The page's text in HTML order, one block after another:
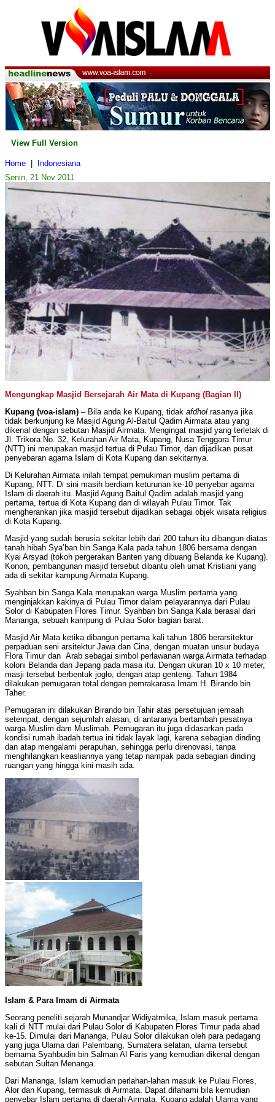
View Full Version
Home
Indonesiana
Senin, 21 Nov 2011
Mengungkap Masjid Bersejarah Air Mata di Kupang (Bagian II)
Kupang (voa-islam) – Bila anda ke Kupang, tidak afdhol rasanya jika
tidak berkunjung ke Masjid Agung Al-Baitul Qadim Airmata atau yang
dikenal dengan sebutan Masjid Airmata. Mengingat masjid yang terletak di
Jl. Trikora No. 32, Kelurahan Air Mata, Kupang, Nusa Tenggara Timur
(NTT) ini merupakan masjid tertua di Pulau Timor, dan dijadikan pusat
penyebaran agama Islam di Kota Kupang dan sekitarnya.
Di Kelurahan Airmata inilah tempat pemukiman muslim pertama di
Kupang, NTT. Di sini masih berdiam keturunan ke-10 penyebar agama
Islam di daerah itu. Masjid Agung Baitul Qadim adalah masjid yang
pertama, tertua di Kota Kupang dan di wilayah Pulau Timor. Tak
mengherankan jika masjid tersebut dijadikan sebagai objek wisata religius
di Kota Kupang.
Masjid yang sudah berusia sekitar lebih dari 200 tahun itu dibangun diatas
tanah hibah Sya’ban bin Sanga Kala pada tahun 1806 bersama dengan
Kyai Arsyad (tokoh pergerakan Banten yang dibuang Belanda ke Kupang).
Konon, pembangunan masjid tersebut dibantu oleh umat Kristiani yang
ada di sekitar kampung Airmata Kupang.
Syahban bin Sanga Kala merupakan warga Muslim pertama yang
menginjakkan kakinya di Pulau Timor dalam pelayarannya dari Pulau
Solor di Kabupaten Flores Timur. Syahban bin Sanga Kala berasal dari
Mananga, sebuah kampung di Pulau Solor bagian barat.
Masjid Air Mata ketika dibangun pertama kali tahun 1806 berarsitektur
perpaduan seni arsitektur Jawa dan Cina, dengan muatan unsur budaya
Flora Timur dan Arab sebagai simbol perlawanan warga Airmata terhadap
koloni Belanda dan Jepang pada masa itu. Dengan ukuran 10 x 10 meter,
masji tersebut berbentuk joglo, dengan atap genteng. Tahun 1984
dilakukan pemugaran total dengan pemrakarasa Imam H. Birando bin
Taher.
Pemugaran ini dilakukan Birando bin Tahir atas persetujuan jemaah
setempat, dengan sejumlah alasan, di antaranya bertambah pesatnya
warga Muslim dam Muslimah. Pemugaran itu juga didasarkan pada
kondisi rumah ibadah tertua ini tidak layak lagi, karena sebagian dinding
dan atap mengalami perapuhan, sehingga perlu direnovasi, tanpa
menghilangkan keasliannya yang tetap nampak pada sebagian dinding
ruangan yang hingga kini masih ada.
Islam & Para Imam di Airmata
Seorang peneliti sejarah Munandjar Widiyatmika, Islam masuk pertama
kali di NTT mulai dari Pulau Solor di Kabupaten Flores Timur pada abad
ke-15. Dimulai dari Mananga, Pulau Solor dilakukan oleh para pedagang
yang juga Ulama dari Palembang, Sumatera selatan, ulama tersebut
bernama Syahbudin bin Salman Al Faris yang kemudian dikenal dengan
sebutan Sultan Menanga.
Dari Mananga, Islam kemudian perlahan-lahan masuk ke Pulau Flores,
Alor dan Kupang, termasuk di Airmata. Dapat difahami bila kemudian
penyebar Islam pertama di daerah Airmata, Kupang adalah Ulama yang